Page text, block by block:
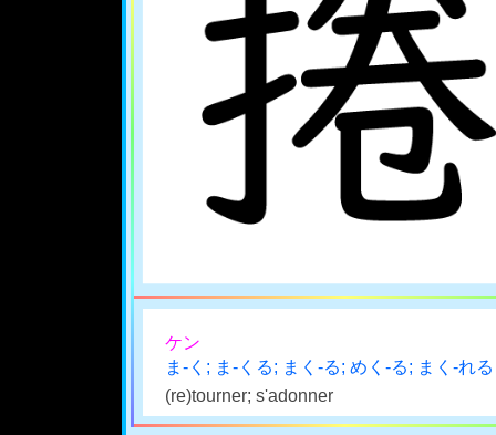
ケン
ま-く; ま-くる; まく-る; めく-る; まく-れる
(re)tourner; s'adonner